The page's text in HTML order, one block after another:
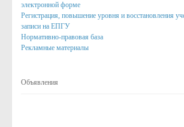
Бюджет поселка на 2020 год
Бюджет поселка на 2021 год
электронной форме
Регистрация, повышение уровня и восстановления
записи на ЕПГУ
Нормативно-правовая база
Рекламные материалы
Объявления